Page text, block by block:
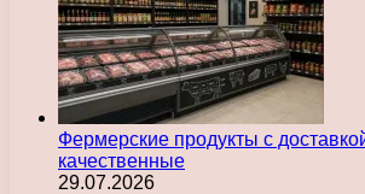
Фермерские продукты с
качественные
29.07.2026